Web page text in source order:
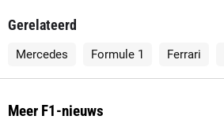
Gerelateerd
Mercedes Formule 1 Ferrari
Meer F1-nieuws